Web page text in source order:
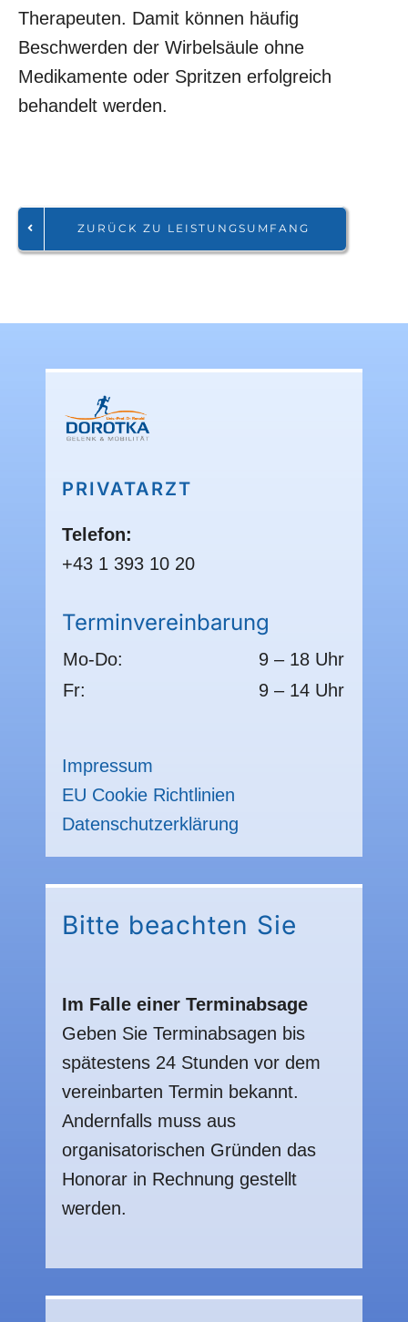
Therapeuten. Damit können häufig
Beschwerden der Wirbelsäule ohne
Medikamente oder Spritzen erfolgreich
behandelt werden.
ZURÜCK ZU LEISTUNGSUMFANG
PRIVATARZT
Telefon:
+43 1 393 10 20
Terminvereinbarung
Mo-Do:
9 – 18 Uhr
Fr:
9 – 14 Uhr
Impressum
EU Cookie Richtlinien
Datenschutzerklärung
Bitte beachten Sie
Im Falle einer Terminabsage
Geben Sie Terminabsagen bis
spätestens 24 Stunden vor dem
vereinbarten Termin bekannt.
Andernfalls muss aus
organisatorischen Gründen das
Honorar in Rechnung gestellt
werden.